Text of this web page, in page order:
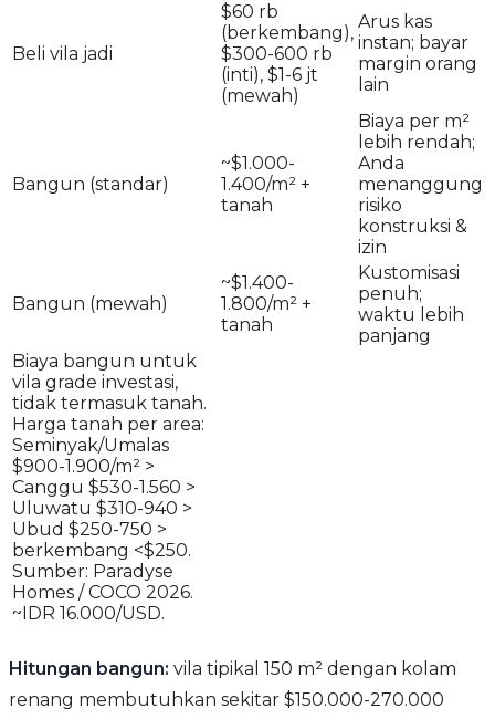
Beli vila jadi
$60 rb
(berkembang),
$300-600 rb
(inti), $1-6 jt
(mewah)
Arus kas
instan; bayar
margin orang
lain
Bangun (standar)
~$1.000-
1.400/m² +
tanah
Biaya per m²
lebih rendah;
Anda
menanggung
risiko
konstruksi &
izin
Bangun (mewah)
~$1.400-
1.800/m² +
tanah
Kustomisasi
penuh;
waktu lebih
panjang
Biaya bangun untuk
vila grade investasi,
tidak termasuk tanah.
Harga tanah per area:
Seminyak/Umalas
$900-1.900/m² >
Canggu $530-1.560 >
Uluwatu $310-940 >
Ubud $250-750 >
berkembang <$250.
Sumber: Paradyse
Homes / COCO 2026.
~IDR 16.000/USD.
Hitungan bangun: vila tipikal 150 m² dengan kolam
renang membutuhkan sekitar $150.000-270.000